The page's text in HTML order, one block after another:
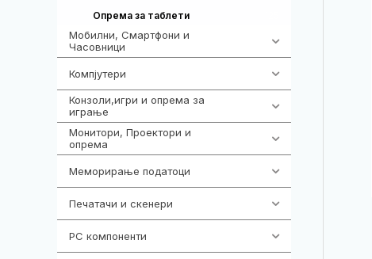
Опрема за таблети
Мобилни, Смартфони и
Часовници
Компјутери
Конзоли,игри и опрема за
играње
Монитори, Проектори и
опрема
Меморирање податоци
Печатачи и скенери
PC компоненти